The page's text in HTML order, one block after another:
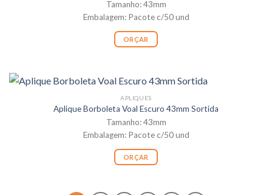
Tamanho: 43mm
Embalagem: Pacote c/50 und
ORÇAR
APLIQUES
Aplique Borboleta Voal Escuro 43mm Sortida
Tamanho: 43mm
Embalagem: Pacote c/50 und
ORÇAR